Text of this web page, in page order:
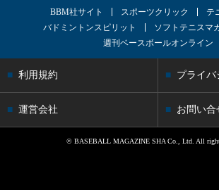
BBM社サイト スポーツクリック
テ
バドミントンスピリット
ソフトテニスマ
週刊ベースボールオンライン
利用規約 プライバ
運営会社 お問い合
© BASEBALL MAGAZINE SHA Co., Ltd. All rights